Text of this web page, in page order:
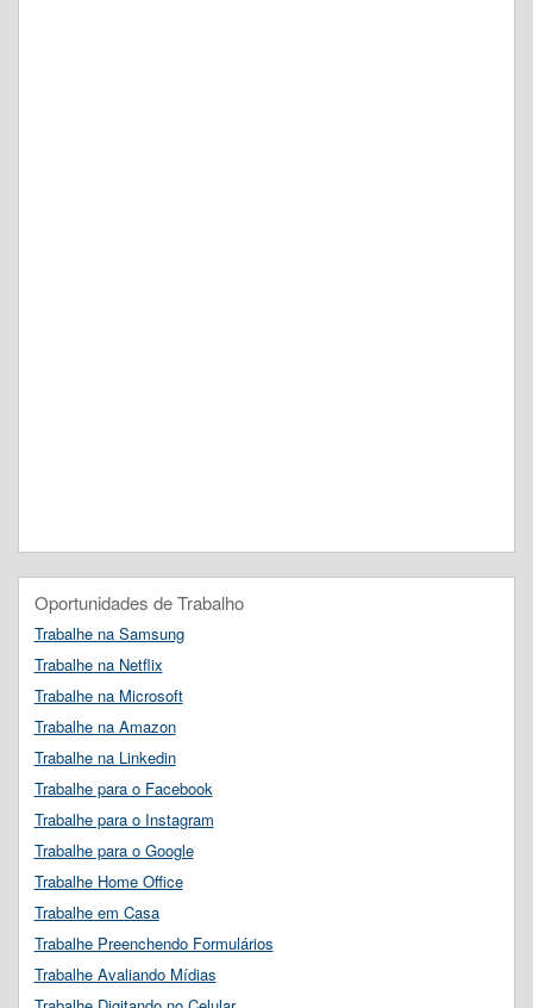
Oportunidades de Trabalho
Trabalhe na Samsung
Trabalhe na Netflix
Trabalhe na Microsoft
Trabalhe na Amazon
Trabalhe na Linkedin
Trabalhe para o Facebook
Trabalhe para o Instagram
Trabalhe para o Google
Trabalhe Home Office
Trabalhe em Casa
Trabalhe Preenchendo Formulários
Trabalhe Avaliando Mídias